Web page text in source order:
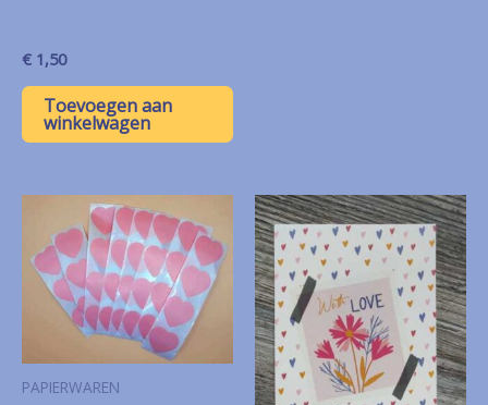
€ 1,50
Toevoegen aan
winkelwagen
PAPIERWAREN